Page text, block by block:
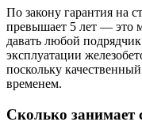
По закону гарантия на
превышает 5 лет — это
давать любой
эксплуатации
поскольку
временем.
Сколько занимает